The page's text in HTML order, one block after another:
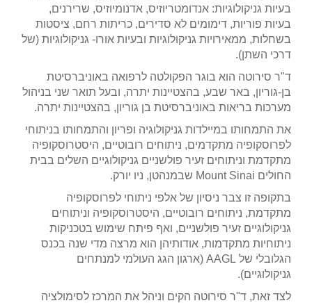
בעיות גניקולוגיות: אנדומטריוזיס, אדנומיוזיס, שרירנים,
בעיות פוריות, דימומים לא סדירים, כריתות רחם, ציסטות
בשחלות, ממאירויות גניקולוגיות ובעיות אורו- גניקולוגיות (של
דרכי השתן).
ד"ר סירוטה הוא בוגר הפקולטה לרפואה באוניברסיטת
בן-גוריון, באר שבע, בהצטיינות יתרה, ובעל תואר שני בניהול
מערכות בריאות באוניברסיטת בן גוריון, בהצטיינות יתרה.
את התמחותו במיילדות גניקולוגיה ופריון והתמחותו בניתוחי
לפרוסקופיה מתקדמים, ניתוחים רובוטיים, היסטרוסקופיה
מתקדמת וניתוחים זעיר פולשניים גניקולוגיים השלים בבית
החולים Mount Sinai שבמנהטן, ניו יורק.
בתקופה זו צבר ניסיון של אלפי ניתוחי לפרוסקופיה
מתקדמת, ניתוחים רובוטיים, היסטרוסקופיה וניתוחים
גניקולוגיים זעיר פולשניים, ואף פיתח שימוש בטכניקות
ניתוחיות מתקדמות, אודותיהן הוא מרצה מדי שנה בכנס
הגלובלי של AAGL (ארגון הגג העולמי למנתחים
גניקולוגיים).
לצד זאת, ד"ר סירוטה הקים וניהל את המרכז לסימולציה